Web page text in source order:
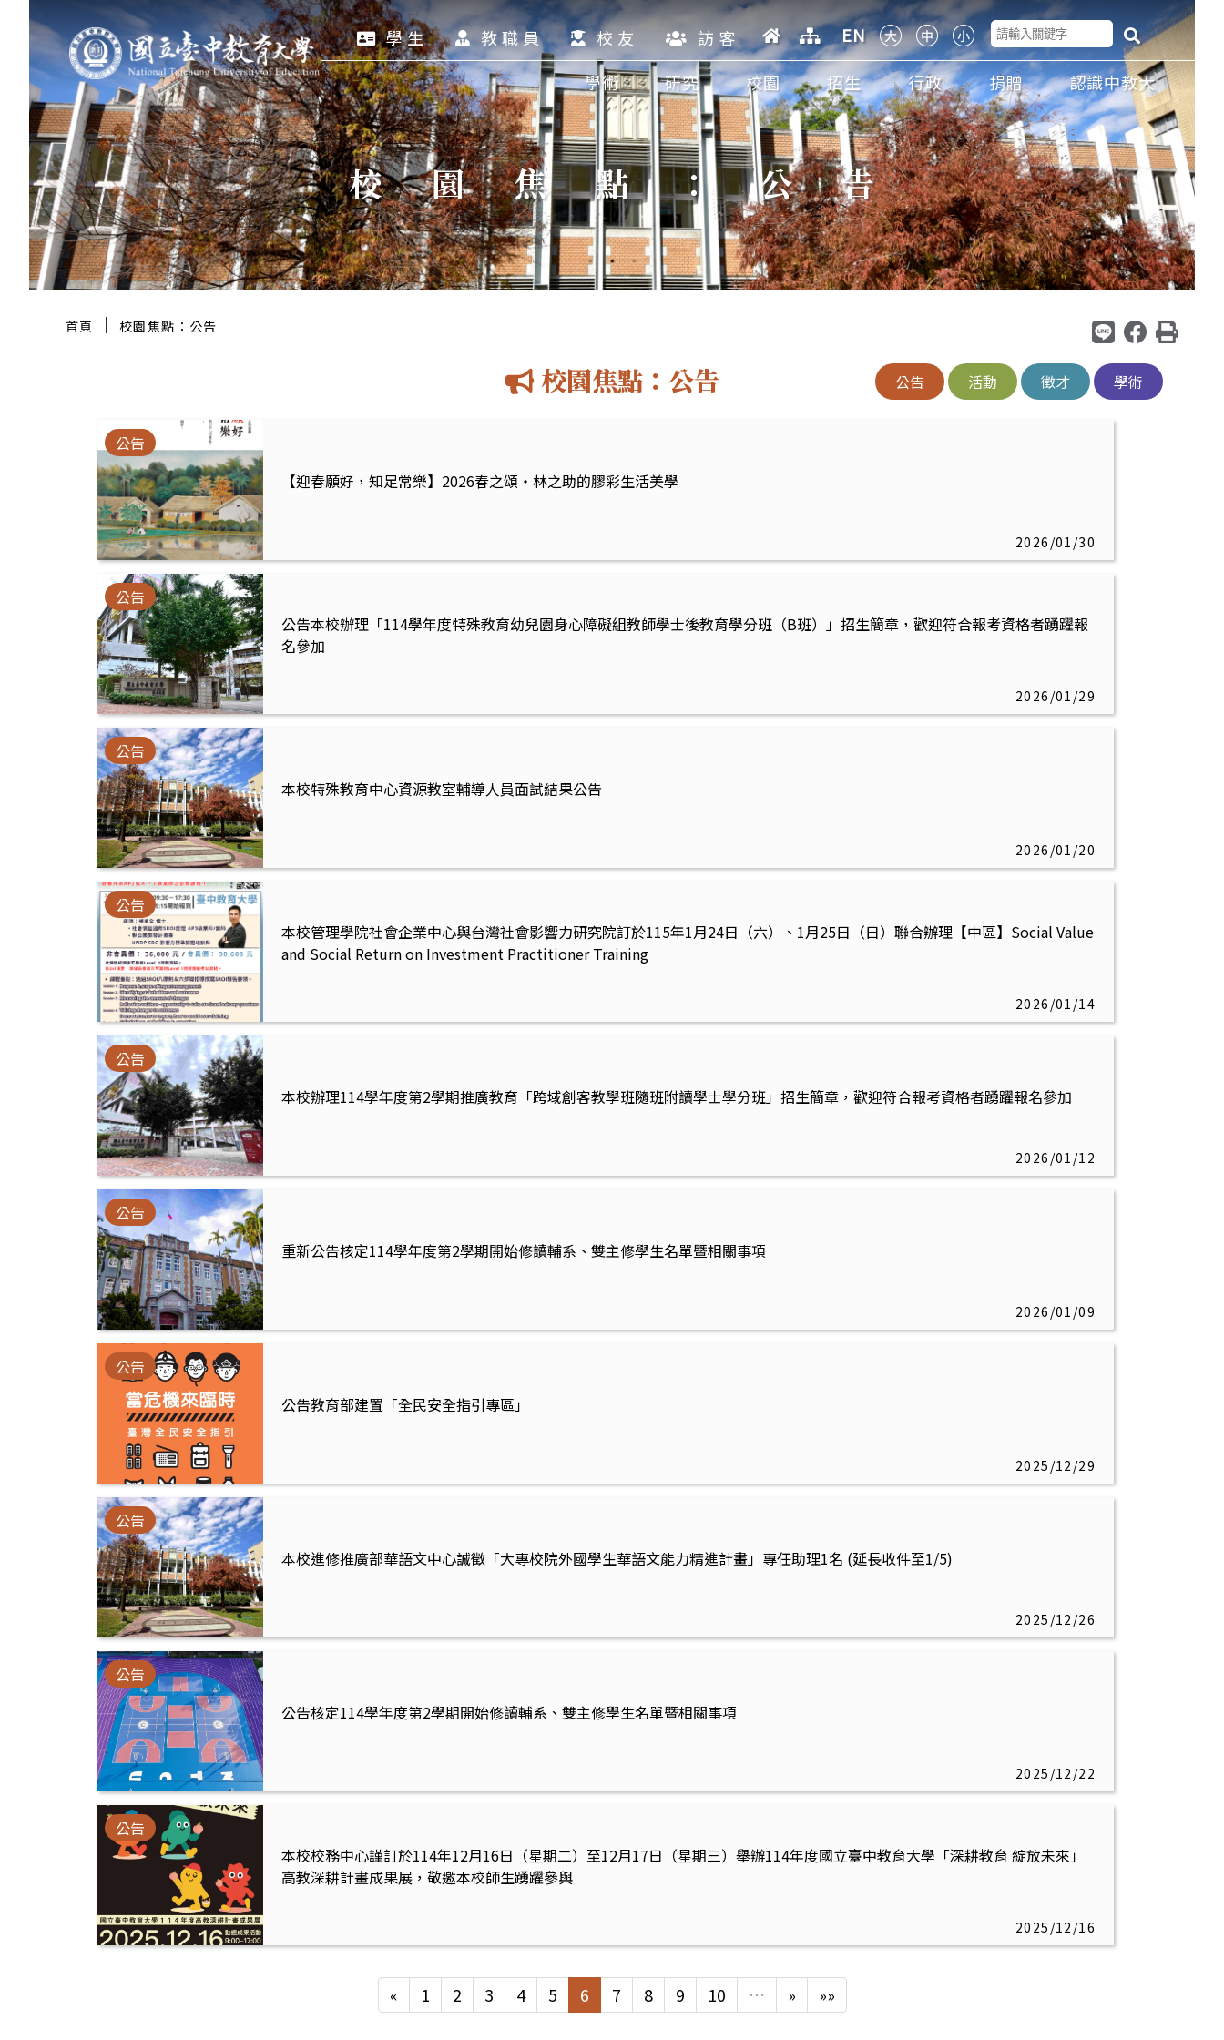
跳
至
主
要
區
塊
:::
學生
教職員 校友 訪客
EN
學術
研究 校園 招生 行政 捐贈 認識中教大
校園焦點：公告
首頁 ｜ 校園焦點：公告
校園焦點：公告 公告 活動 徵才 學術
【迎春願好，知足常樂】2026春之頌‧林之助的膠彩生活美學
公告
2026/01/30
公告本校辦理「114學年度特殊教育幼兒園身心障礙組教師學士後教育學分班（B班）」招生簡章，歡迎符合報考資格者踴躍報
名參加
公告
2026/01/29
本校特殊教育中心資源教室輔導人員面試結果公告
公告
2026/01/20
本校管理學院社會企業中心與台灣社會影響力研究院訂於115年1月24日（六）、1月25日（日）聯合辦理【中區】Social Value
and Social Return on Investment Practitioner Training
公告
2026/01/14
本校辦理114學年度第2學期推廣教育「跨域創客教學班隨班附讀學士學分班」招生簡章，歡迎符合報考資格者踴躍報名參加
公告
2026/01/12
重新公告核定114學年度第2學期開始修讀輔系、雙主修學生名單暨相關事項
公告
2026/01/09
公告教育部建置「全民安全指引專區」
公告
2025/12/29
本校進修推廣部華語文中心誠徵「大專校院外國學生華語文能力精進計畫」專任助理1名 (延長收件至1/5)
公告
2025/12/26
公告核定114學年度第2學期開始修讀輔系、雙主修學生名單暨相關事項
公告
2025/12/22
本校校務中心謹訂於114年12月16日（星期二）至12月17日（星期三）舉辦114年度國立臺中教育大學「深耕教育 綻放未來」
高教深耕計畫成果展，敬邀本校師生踴躍參與
公告
2025/12/16
« 1 2 3 4 5 6 7 8 9 10 … » »»